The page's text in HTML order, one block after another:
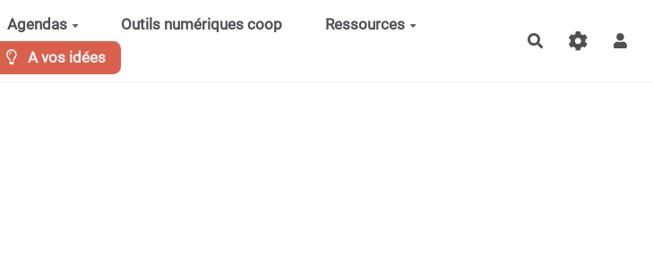
Agendas Outils numériques coop
Ressources
A vos idées
Rechercher